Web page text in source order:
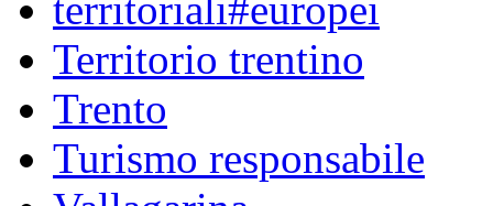
Territorio trentino
Trento
Turismo responsabile